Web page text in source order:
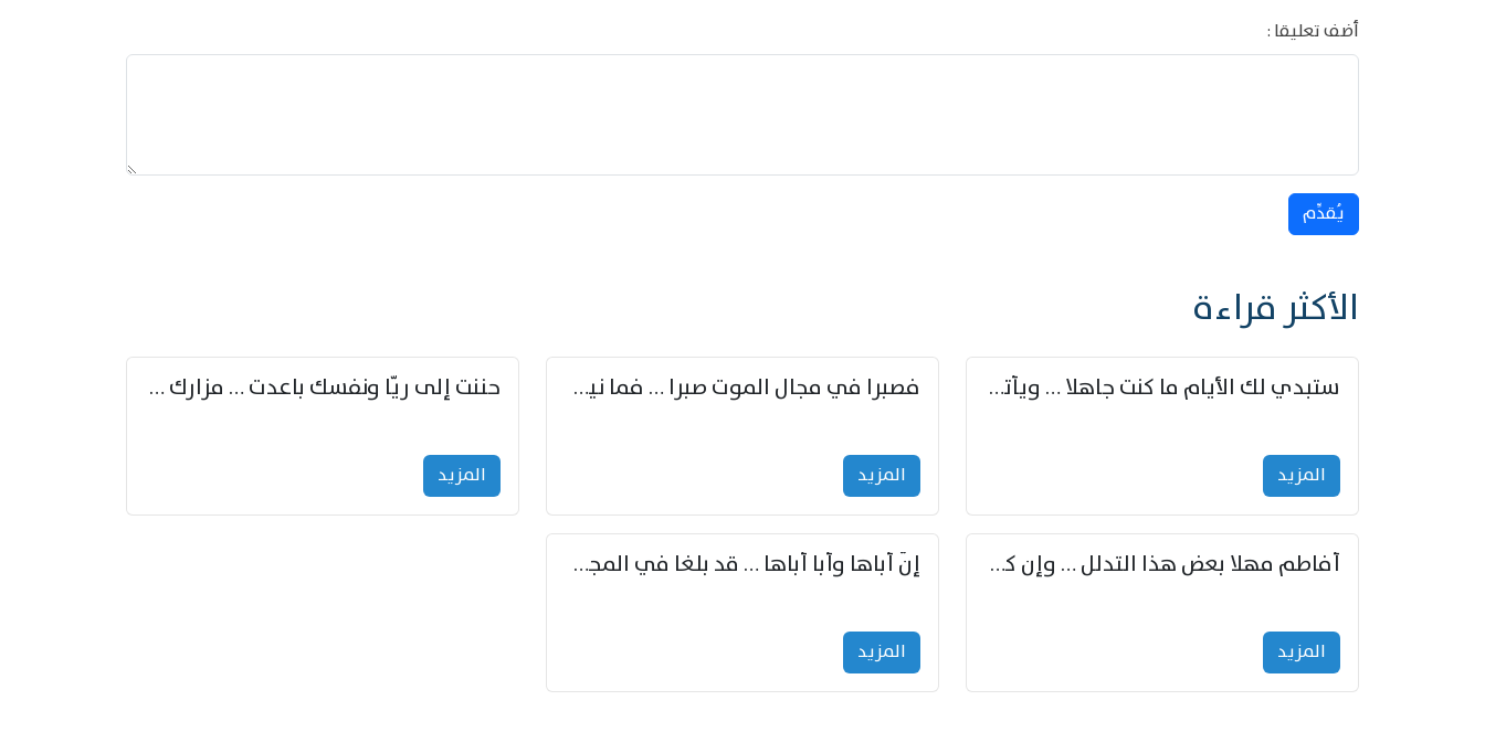
أضف تعليقا :
يُقدِّم
الأكثر قراءة
ستبدي لك الأيام ما كنت جاهلا … ويأتيك بالأخبار من لم تزوّد
المزید
فصبرا في مجال الموت صبرا … فما نيل الخلود بمستطاع
المزید
حننت إلى ريّا ونفسك باعدت … مزارك من ريّا وشعباكما معا
المزید
أفاطم مهلا بعض هذا التدلل … وإن كنت قد أزمعت صرمي فأجملي
المزید
إنّ أباها وأبا أباها … قد بلغا في المجد غايتاها
المزید